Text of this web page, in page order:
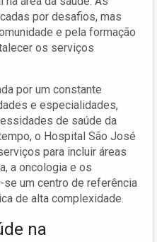
por desafios, mas
e pela formação
os serviços
por um constante
e especialidades,
de saúde da
o Hospital São José
para incluir áreas
a oncologia e os
um centro de referência
de alta complexidade.
na